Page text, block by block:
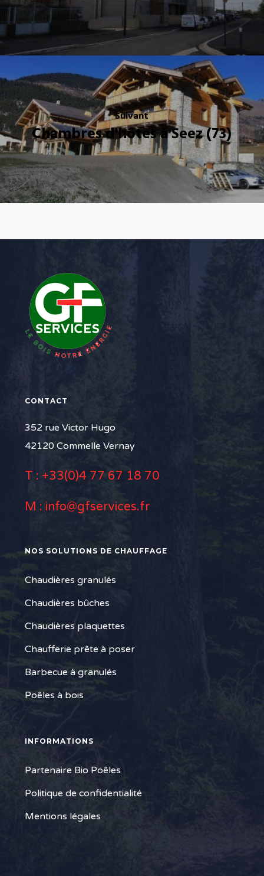
Suivant
Chambres d'hôtes à Seez (73)
CONTACT
352 rue Victor Hugo
42120 Commelle Vernay
T : +33(0)4 77 67 18 70
M : info@gfservices.fr
NOS SOLUTIONS DE CHAUFFAGE
Chaudières granulés
Chaudières bûches
Chaudières plaquettes
Chaufferie prête à poser
Barbecue à granulés
Poêles à bois
INFORMATIONS
Partenaire Bio Poêles
Politique de confidentialité
Mentions légales